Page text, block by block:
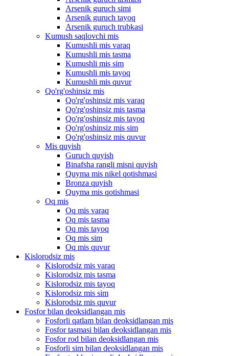
Arsenik guruch simi
Arsenik guruch tayoq
Arsenik guruch trubkasi
Kumush saqlovchi mis
Kumushli mis varaq
Kumushli mis tasma
Kumushli mis sim
Kumushli mis tayoq
Kumushli mis quvur
Qo'rg'oshinsiz mis
Qo'rg'oshinsiz mis varaq
Qo'rg'oshinsiz mis tasma
Qo'rg'oshinsiz mis tayoq
Qo'rg'oshinsiz mis sim
Qo'rg'oshinsiz mis quvur
Mis quyish
Guruch quyish
Binafsha rangli misni quyish
Quyma mis nikel qotishmasi
Bronza quyish
Quyma mis qotishmasi
Oq mis
Oq mis varaq
Oq mis tasma
Oq mis tayoq
Oq mis sim
Oq mis quvur
Kislorodsiz mis
Kislorodsiz mis varaq
Kislorodsiz mis tasma
Kislorodsiz mis tayoq
Kislorodsiz mis sim
Kislorodsiz mis quvur
Fosfor bilan deoksidlangan mis
Fosforli qatlam bilan deoksidlangan mis
Fosfor tasmasi bilan deoksidlangan mis
Fosfor rod bilan deoksidlangan mis
Fosforli sim bilan deoksidlangan mis